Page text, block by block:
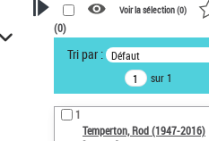
VOTRE RECHERCHE
Recherche avancée dans les
notices d’autorité
Œuvres liées à l'auteur :
Temperton, Rod (1947-2016)
Voir la sélection (0)
(0)
Tri par : Défaut
sur 1
1
Temperton, Rod (1947-2016)